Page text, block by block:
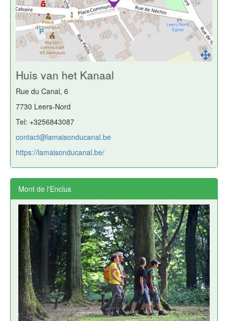
Huis van het Kanaal
Rue du Canal, 6
7730 Leers-Nord
Tel: +3256843087
contact@lamaisonducanal.be
https://lamaisonducanal.be/
Mont de l'Enclus